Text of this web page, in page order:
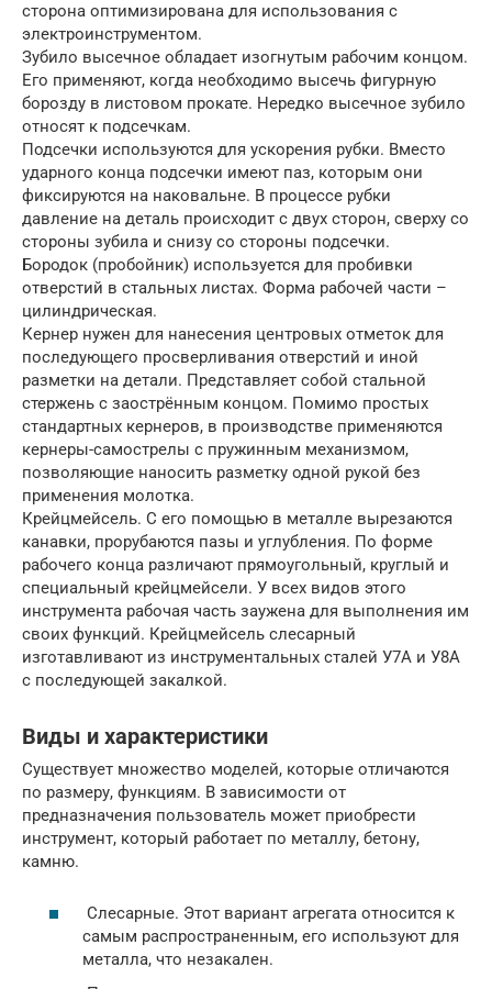
сторона оптимизирована для использования с
электроинструментом.
Зубило высечное обладает изогнутым рабочим концом.
Его применяют, когда необходимо высечь фигурную
борозду в листовом прокате. Нередко высечное зубило
относят к подсечкам.
Подсечки используются для ускорения рубки. Вместо
ударного конца подсечки имеют паз, которым они
фиксируются на наковальне. В процессе рубки
давление на деталь происходит с двух сторон, сверху со
стороны зубила и снизу со стороны подсечки.
Бородок (пробойник) используется для пробивки
отверстий в стальных листах. Форма рабочей части –
цилиндрическая.
Кернер нужен для нанесения центровых отметок для
последующего просверливания отверстий и иной
разметки на детали. Представляет собой стальной
стержень с заострённым концом. Помимо простых
стандартных кернеров, в производстве применяются
кернеры-самострелы с пружинным механизмом,
позволяющие наносить разметку одной рукой без
применения молотка.
Крейцмейсель. С его помощью в металле вырезаются
канавки, прорубаются пазы и углубления. По форме
рабочего конца различают прямоугольный, круглый и
специальный крейцмейсели. У всех видов этого
инструмента рабочая часть заужена для выполнения им
своих функций. Крейцмейсель слесарный
изготавливают из инструментальных сталей У7А и У8А
с последующей закалкой.
Виды и характеристики
Существует множество моделей, которые отличаются
по размеру, функциям. В зависимости от
предназначения пользователь может приобрести
инструмент, который работает по металлу, бетону,
камню.
Слесарные. Этот вариант агрегата относится к
самым распространенным, его используют для
металла, что незакален.